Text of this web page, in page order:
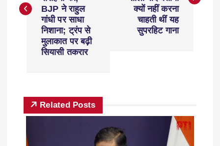
BJP ने राहुल
गांधी पर साधा
निशाना; ट्रंप से
मुलाकात पर बढ़ी
सियासी तकरार
क्यों नहीं करना
चाहती थीं यह
सुपरहिट गाना
Related Posts